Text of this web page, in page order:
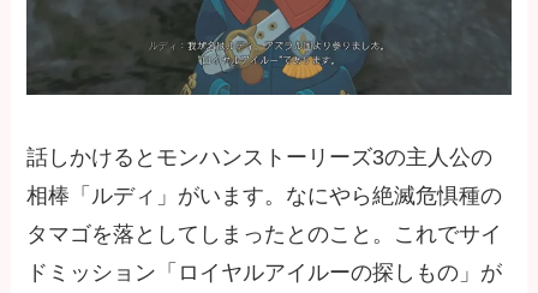
話しかけるとモンハンストーリーズ3の主人公の
相棒「ルディ」がいます。なにやら絶滅危惧種の
タマゴを落としてしまったとのこと。これでサイ
ドミッション「ロイヤルアイルーの探しもの」が